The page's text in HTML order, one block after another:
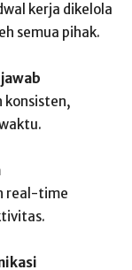
kerja dikelola
semua pihak.
konsisten,
real-time